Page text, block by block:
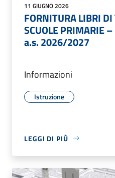
11 GIUGNO 2026
FORNITURA LIBRI DI
SCUOLE PRIMARIE
a.s. 2026/2027
Informazioni
Istruzione
LEGGI DI PIÙ